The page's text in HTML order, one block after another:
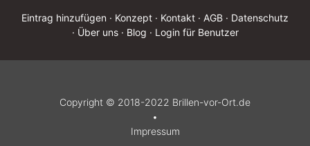
Eintrag hinzufügen · Konzept · Kontakt · AGB · Datenschutz
· Über uns · Blog · Login für Benutzer
Copyright © 2018-2022 Brillen-vor-Ort.de
•
Impressum